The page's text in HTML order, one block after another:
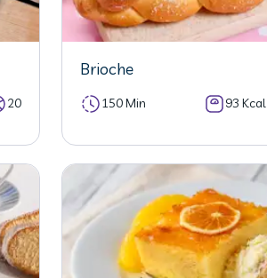
20
Brioche
150 Min 93 Kcal